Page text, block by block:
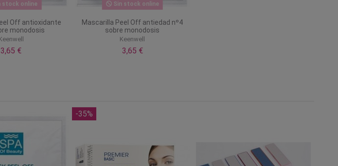
stock online
Off antioxidante
monodosis
3,65 €
Sin stock online
Mascarilla Peel Off antiedad nº4
sobre monodosis
Keenwell
3,65 €
-35%